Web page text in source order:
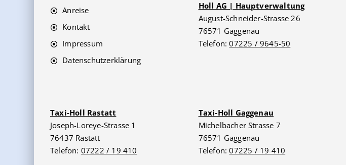
Anreise
Kontakt
Impressum
Datenschutzerklärung
Holl AG | Hauptverwaltung
August-Schneider-Strasse 26
76571 Gaggenau
Telefon:07225 / 9645-50
Taxi-Holl Rastatt
Joseph-Loreye-Strasse 1
76437 Rastatt
Telefon: 07222 / 19 410
Taxi-Holl Gaggenau
Michelbacher Strasse 7
76571 Gaggenau
Telefon:07225 / 19 410